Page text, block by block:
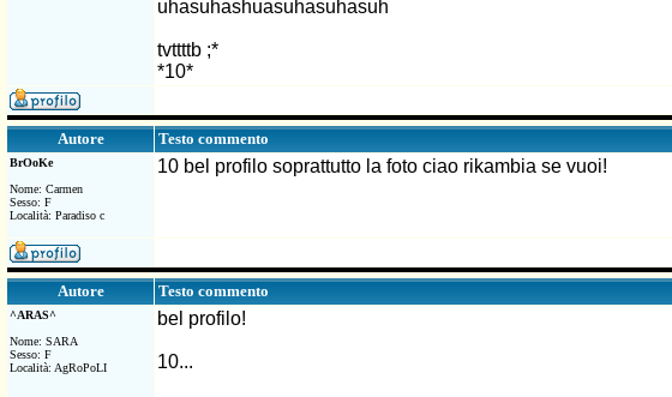
uhasuhashuasuhasuhasuh
tvttttb ;*
*10*
Autore Testo commento
BrOoKe
Nome: Carmen
Sesso: F
Località: Paradiso c
10 bel profilo soprattutto la foto ciao rikambia se vuoi!
Autore Testo commento
^ARAS^
Nome: SARA
Sesso: F
Località: AgRoPoLI
bel profilo!
10...